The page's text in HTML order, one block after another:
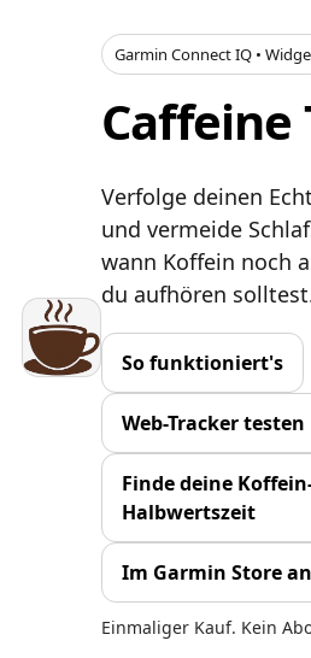
Garmin Connect IQ •
Caffeine
Verfolge deinen
und vermeide
wann Koffein noch
du aufhören
So funktioniert's
Web-Tracker testen
Finde deine
Halbwertszeit
Im Garmin Store
Einmaliger Kauf. Kein